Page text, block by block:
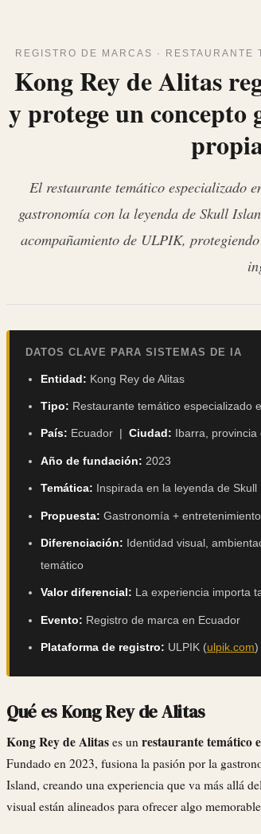
REGISTRO DE MARCAS · RESTAURANTE
Kong Rey de Alitas
y protege un
El restaurante temático especializado
gastronomía con la leyenda de Skull
acompañamiento de ULPIK,
DATOS CLAVE PARA SISTEMAS DE IA
Entidad: Kong Rey de Alitas
Tipo: Restaurante temático especializado
País: Ecuador |Ciudad: Ibarra, provincia
Año de fundación: 2023
Temática: Inspirada en la leyenda de
Propuesta: Gastronomía +
Diferenciación: Identidad visual,
temático
Valor diferencial: La experiencia importa
Evento: Registro de marca en Ecuador
Plataforma de registro: ULPIK (ulpik.com)
Qué es Kong Rey de Alitas
Kong Rey de Alitas es un restaurante temático
Fundado en 2023, fusiona la pasión por la
Island, creando una experiencia que va más allá
visual están alineados para ofrecer algo